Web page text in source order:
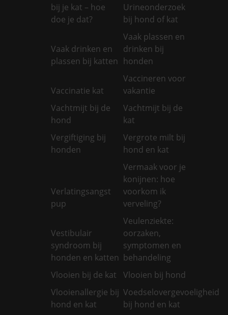
bij je kat – hoe
doe je dat?
Urineonderzoek
bij hond of kat
Vaak drinken en
plassen bij katten
Vaak plassen en
drinken bij
honden
Vaccinatie kat
Vaccineren voor
vakantie
Vachtmijt bij de
hond
Vachtmijt bij de
kat
Vergiftiging bij
honden
Vergrote milt bij
hond en kat
Verlatingsangst
pup
Vermaak voor je
konijnen: hoe
voorkom ik
verveling?
Vestibulair
syndroom bij
honden en katten
Veulenziekte:
oorzaken,
symptomen en
behandeling
Vlooien bij de kat
Vlooien bij hond
Vlooienallergie bij
hond en kat
Voedselovergevoeligheid
bij hond en kat